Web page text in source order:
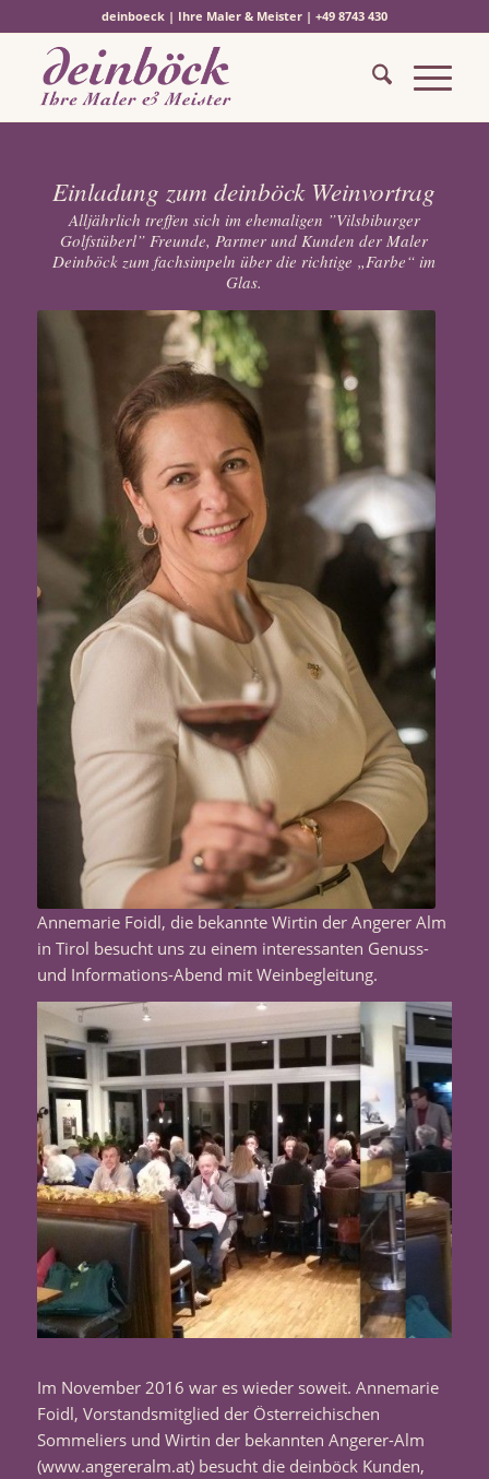
deinboeck | Ihre Maler & Meister | +49 8743 430
Einladung zum deinböck Weinvortrag
Alljährlich treffen sich im ehemaligen ”Vilsbiburger
Golfstüberl” Freunde, Partner und Kunden der Maler
Deinböck zum fachsimpeln über die richtige „Farbe“ im
Glas.
Annemarie Foidl, die bekannte Wirtin der Angerer Alm
in Tirol besucht uns zu einem interessanten Genuss-
und Informations-Abend mit Weinbegleitung.
Im November 2016 war es wieder soweit. Annemarie
Foidl, Vorstandsmitglied der Österreichischen
Sommeliers und Wirtin der bekannten Angerer-Alm
(www.angereralm.at) besucht die deinböck Kunden,